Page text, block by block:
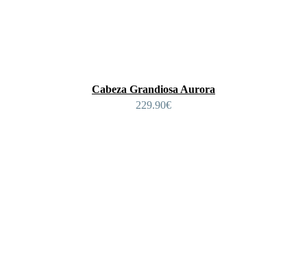
Cabeza Grandiosa Aurora
229.90€